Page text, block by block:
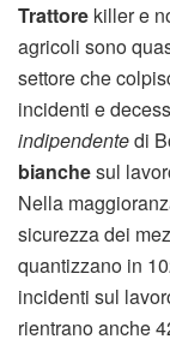
Trattore killer e
agricoli sono
settore che
incidenti e
indipendentedi
bianchesul
Nella
sicurezza dei
quantizzano in
incidenti sul
rientrano anche